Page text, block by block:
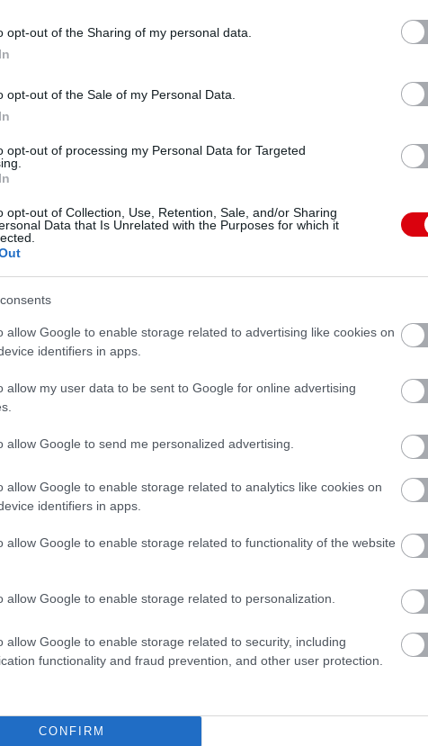
opt-out of the Sharing of my personal data.
opt-out of the Sale of my Personal Data.
opt-out of processing my Personal Data for Targeted
opt-out of Collection, Use, Retention, Sale, and/or Sharing
Data that Is Unrelated with the Purposes for which it
allow Google to enable storage related to advertising like cookies on
identifiers in apps.
allow my user data to be sent to Google for online advertising
allow Google to send me personalized advertising.
allow Google to enable storage related to analytics like cookies on
identifiers in apps.
allow Google to enable storage related to functionality of the website
allow Google to enable storage related to personalization.
allow Google to enable storage related to security, including
functionality and fraud prevention, and other user protection.
CONFIRM
sikerült ez az utóbbi idõben számunkra.
õket, mennyire boldogok lesznek a szurkolóink,
boldoggá és büszkévé tenni õket, mert mindig
ahol éppen játszunk."
lehetõség lesz számunkra, hogy visszaadjunk
akaratunk - gyõznünk kell csütörtökön és jó
ésiOS-re!
működését!
A